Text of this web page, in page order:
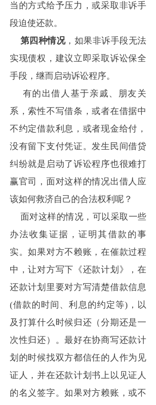
当的方式给予压力，或采取非诉手
段迫使还款。
第四种情况，如果非诉手段无法
实现债权，建议立即采取诉讼保全
手段，继而启动诉讼程序。
有的出借人基于亲戚、朋友关
系，索性不写借条，或者在借据中
不约定借款利息，或者现金给付，
没有留下支付凭证。发生民间借贷
纠纷就是启动了诉讼程序也很难打
赢官司，面对这样的情况出借人应
该如何救济自己的合法权利呢？
面对这样的情况，可以采取一些
办法收集证据，证明其借款的事
实。如果对方不赖账，在催款过程
中，让对方写下《还款计划》，在
还款计划里要对方写清楚借款信息
(借款的时间、利息的约定等)，以
及打算什么时候归还（分期还是一
次性归还）。最好在协商写还款计
划的时候找双方都信任的人作为见
证人，并在还款计划书上以见证人
的名义签字。如果对方赖账，或不